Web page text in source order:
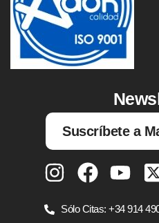
Suscríbete a
Sólo Citas: +34 914